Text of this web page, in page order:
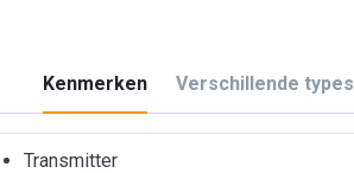
Kenmerken Verschillende types
Transmitter